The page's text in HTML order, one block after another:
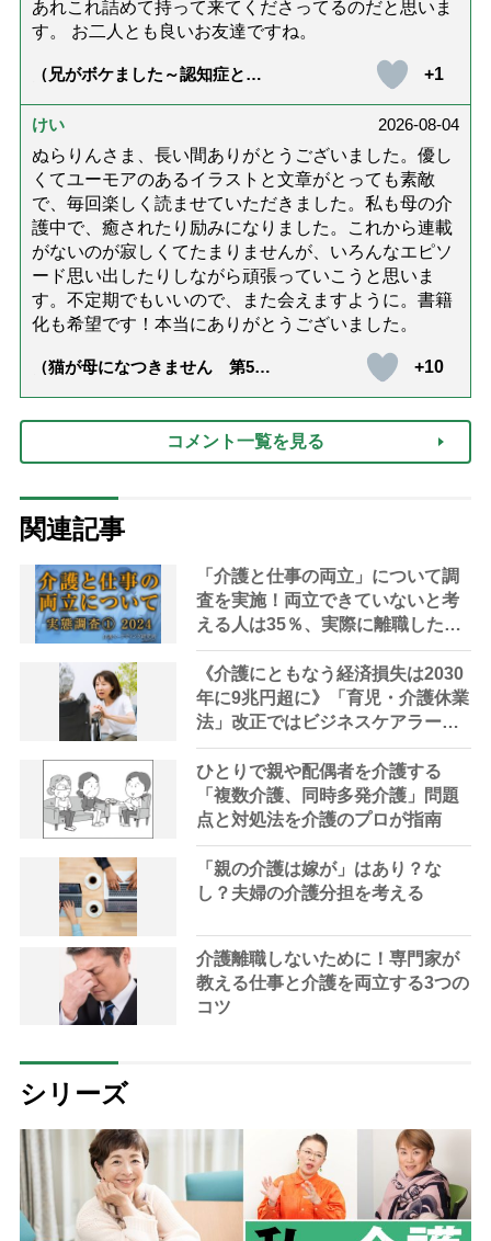
あれこれ詰めて持って来てくださってるのだと思いま
す。 お二人とも良いお友達ですね。
（兄がボケました～認知症と介
達』が届きました」）
+1
けい
2026-08-04
ぬらりんさま、長い間ありがとうございました。優し
くてユーモアのあるイラストと文章がとっても素敵
で、毎回楽しく読ませていただきました。私も母の介
護中で、癒されたり励みになりました。これから連載
がないのが寂しくてたまりませんが、いろんなエピソ
ード思い出したりしながら頑張っていこうと思いま
す。不定期でもいいので、また会えますように。書籍
化も希望です！本当にありがとうございました。
（猫が母になつきません 第500
+10
コメント一覧を見る
関連記事
「介護と仕事の両立」について調
査を実施！両立できていないと考
える人は35％、実際に離職した人
は2割にのぼる実態が明らかに
《介護にともなう経済損失は2030
年に9兆円超に》「育児・介護休業
法」改正ではビジネスケアラーは
救えない？ 変えるべきは親のそ
ばで尽くすことを“いい介護”とす
る昔ながらの介護観
ひとりで親や配偶者を介護する
「複数介護、同時多発介護」問題
点と対処法を介護のプロが指南
「親の介護は嫁が」はあり？な
し？夫婦の介護分担を考える
介護離職しないために！専門家が
教える仕事と介護を両立する3つの
コツ
シリーズ